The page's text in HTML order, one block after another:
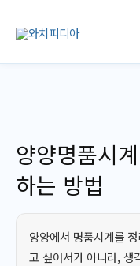
로
양양명품시
하는 방법
양양에서 명품시계를
고 싶어서가 아니라, 생